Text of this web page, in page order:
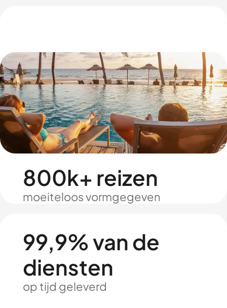
800k+ reizen
moeiteloos vormgegeven
99,9% van de
diensten
op tijd geleverd